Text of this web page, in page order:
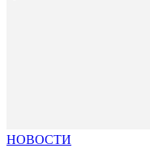
НОВОСТИ